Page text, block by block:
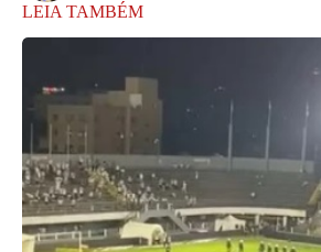
LEIA TAMBÉM